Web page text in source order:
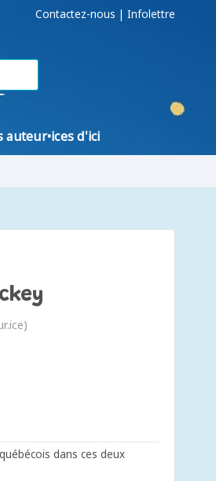
Contactez-nous | Infolettre
auteur•ices d'ici
dans ces deux